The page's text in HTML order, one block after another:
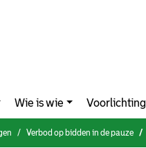
Wie is wie Voorlichting
Verbod op bidden in de pauze